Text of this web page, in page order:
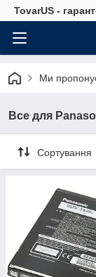
TovarUS -
Ми
Все для
Сортування